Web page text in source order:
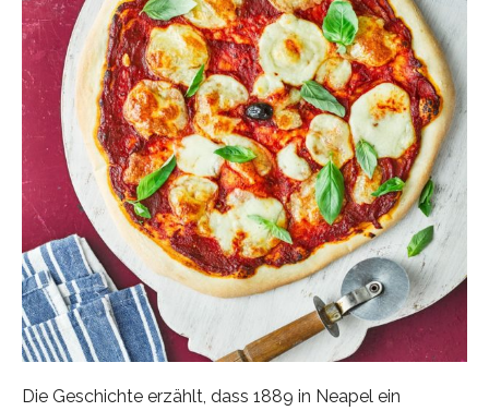
Die Geschichte erzählt, dass 1889 in Neapel ein